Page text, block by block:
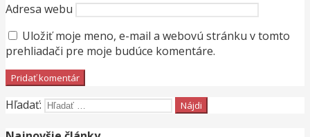
Adresa webu
Uložiť moje meno, e-mail a webovú stránku v tomto
prehliadači pre moje budúce komentáre.
Hľadať: